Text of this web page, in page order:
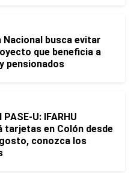
Nacional busca evitar
que beneficia a
pensionados
U: IFARHU
tarjetas en Colón desde
conozca los